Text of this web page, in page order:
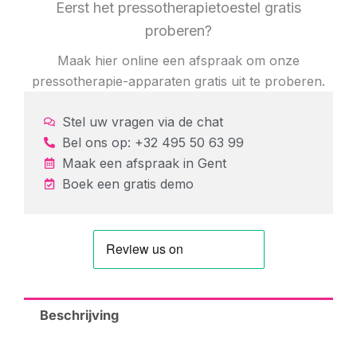
Eerst het pressotherapietoestel gratis
proberen?
Maak hier online een afspraak om onze
pressotherapie-apparaten gratis uit te proberen.
Stel uw vragen via de chat
Bel ons op: +32 495 50 63 99
Maak een afspraak in Gent
Boek een gratis demo
Beschrijving